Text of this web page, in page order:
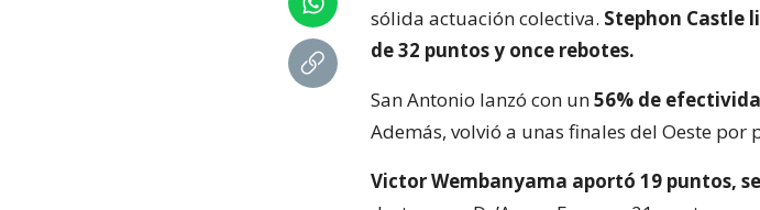
sólida actuación colectiva. Stephon Castle
de 32 puntos y once rebotes.
San Antonio lanzó con un56% de
Además, volvió a unas finales del Oeste por
Victor Wembanyama aportó 19 puntos,